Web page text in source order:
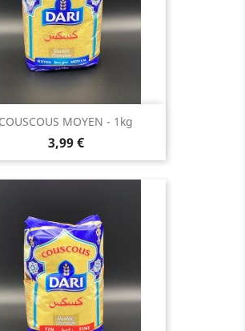
COUSCOUS MOYEN - 1kg
Prix
3,99 €